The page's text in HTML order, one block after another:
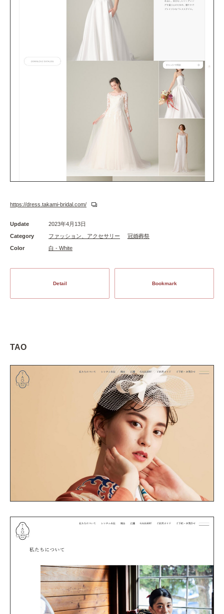
https://dress.takami-bridal.com/
Update
2023年4月13日
Category
ファッション、アクセサリー
冠婚葬祭
Color
白 - White
Detail Bookmark
TAO